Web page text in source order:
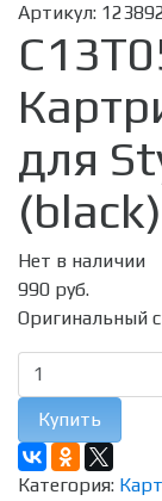
Артикул:
для
Нет в наличии
990 руб.
Оригинальный
Купить
Категория: